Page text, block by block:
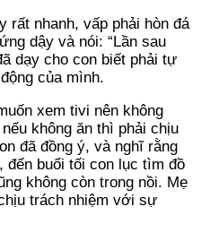
rất nhanh, vấp phải hòn đá
dậy và nói: “Lần sau
dạy cho con biết phải tự
của mình.
xem tivi nên không
không ăn thì phải chịu
đã đồng ý, và nghĩ rằng
đến buổi tối con lục tìm đồ
không còn trong nồi. Mẹ
trách nhiệm với sự